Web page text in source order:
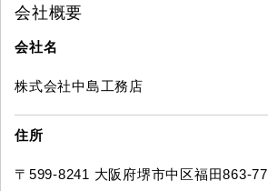
会社概要
会社名
株式会社中島工務店
住所
〒599-8241 大阪府堺市中区福田863-77